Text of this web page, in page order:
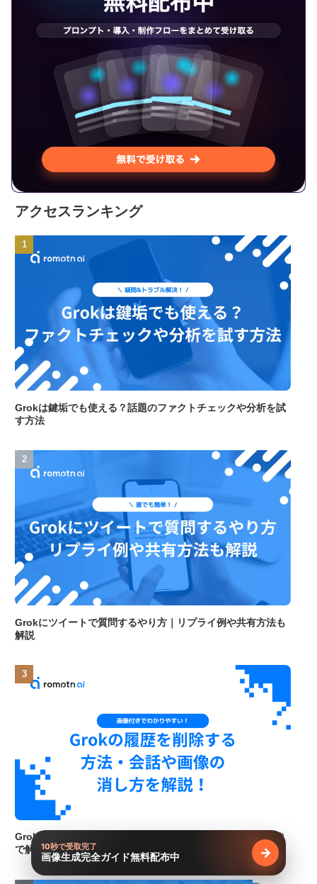
アクセスランキング
Grokは鍵垢でも使える？話題のファクトチェックや分析を試
す方法
Grokにツイートで質問するやり方｜リプライ例や共有方法も
解説
Grokの履歴を削除する方法｜会話や画像の消し方を画像付き
で解説10秒で受取完了
画像生成完全ガイド無料配布中 無料で受け
→